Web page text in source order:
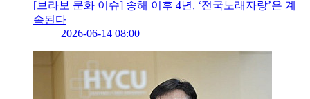
[브라보 문화 이슈] 송해 이후 4년, ‘전국노래자랑’은 계
속된다
2026-06-14 08:00